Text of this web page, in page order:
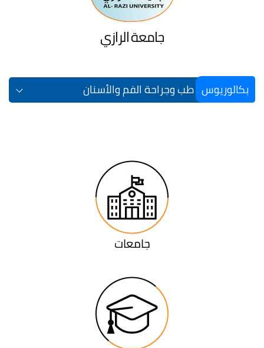
جامعة الرازي
بكالوريوس طب وجراحة الفم والأسنان
جامعات